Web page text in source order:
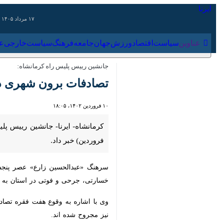
عناوین‌ سیاست اقتصاد ورزش جهان جامعه فرهنگ
جانشین رییس پلیس راه کرمانشاه:
تصادفات برون شهری در استان